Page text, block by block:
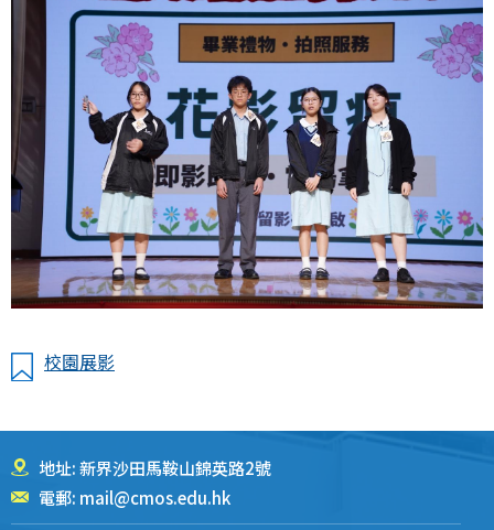
校園展影
地址: 新界沙田馬鞍山錦英路2號
電郵: mail@cmos.edu.hk